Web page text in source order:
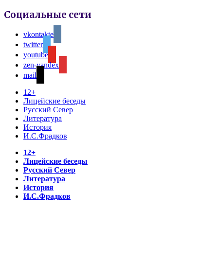
Социальные сети
vkontakte
twitter
youtube
zen-yandex
mail
12+
Лицейские беседы
Русский Север
Литература
История
И.С.Фрадков
12+
Лицейские беседы
Русский Север
Литература
История
И.С.Фрадков